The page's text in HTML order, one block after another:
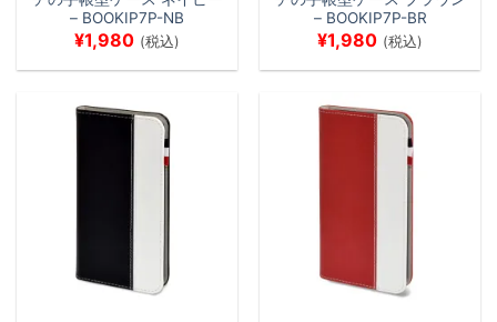
– BOOKIP7P-NB
¥1,980 (税込)
– BOOKIP7P-BR
¥1,980 (税込)